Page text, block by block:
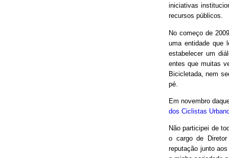
iniciativas
recursos públicos.
No começo de
uma entidade que
estabelecer um
entes que muitas
Bicicletada, nem
pé.
Em novembro
dos Ciclistas
Não participei de
o cargo de
reputação junto